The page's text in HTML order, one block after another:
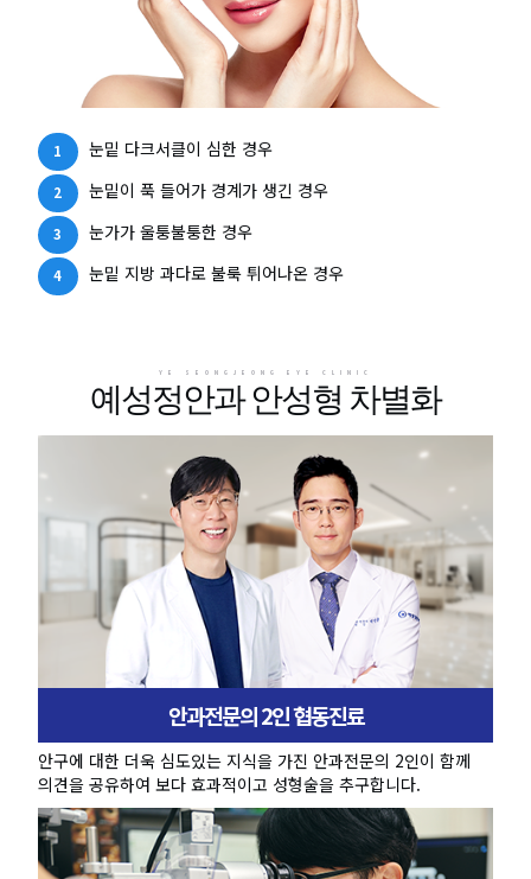
눈밑 다크서클이 심한 경우
눈밑이 푹 들어가 경계가 생긴 경우
눈가가 울퉁불퉁한 경우
눈밑 지방 과다로 불룩 튀어나온 경우
YE SEONGJEONG EYE CLINIC
예성정안과 안성형 차별화
안과전문의 2인 협동진료
안구에 대한 더욱 심도있는 지식을 가진 안과전문의 2인이 함께
의견을 공유하여 보다 효과적이고 성형술을 추구합니다.